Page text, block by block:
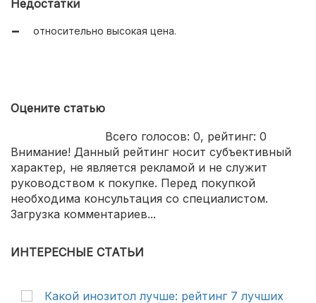
Недостатки
относительно высокая цена.
Оцените статью
Всего голосов: 0, рейтинг: 0
Внимание! Данный рейтинг носит субъективный
характер, не является рекламой и не служит
руководством к покупке. Перед покупкой
необходима консультация со специалистом.
Загрузка комментариев...
ИНТЕРЕСНЫЕ СТАТЬИ